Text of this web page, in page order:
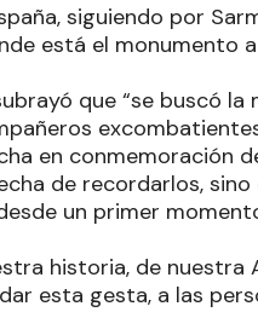
siguiendo por
está el monumento
que “se buscó la
en conmemoración
de recordarlos,
un primer
historia, de nuestra
esta gesta, a las